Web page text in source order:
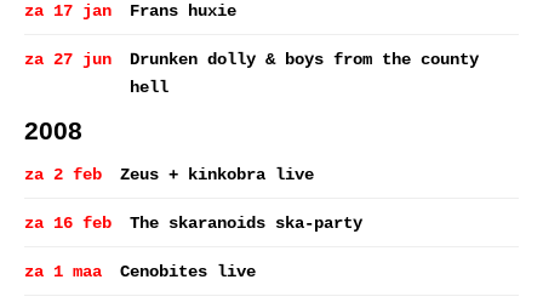
za 17 jan Frans huxie
za 27 jun
Drunken dolly & boys from the county
hell
2008
za 2 feb Zeus + kinkobra live
za 16 feb The skaranoids ska-party
za 1 maa Cenobites live